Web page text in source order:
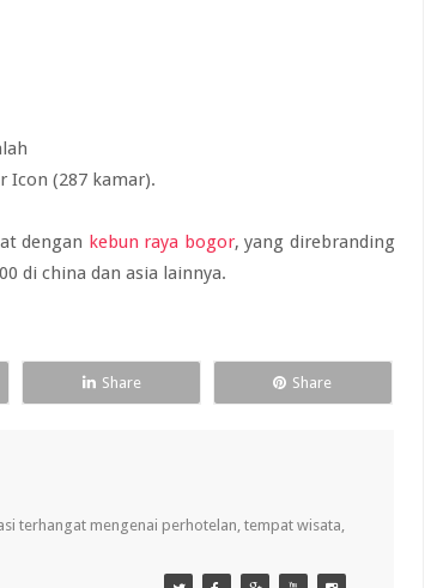
Icon (287 kamar).
dengan kebun raya bogor, yang direbranding
di china dan asia lainnya.
Share Share
terhangat mengenai perhotelan, tempat wisata,